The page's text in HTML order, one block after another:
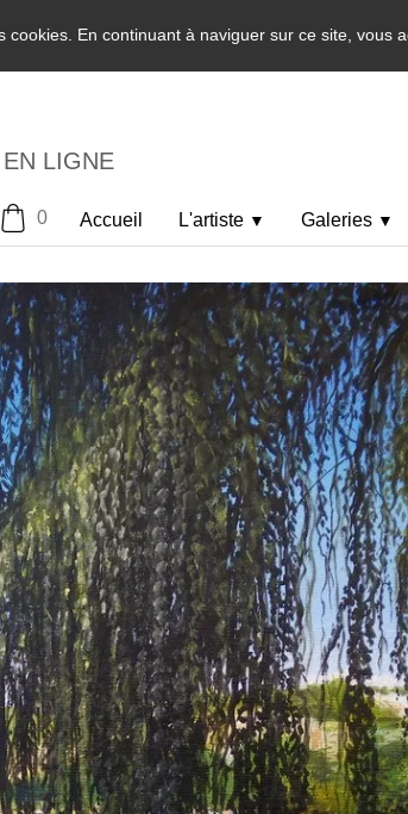
cookies. En continuant à naviguer sur ce site, vous
LIGNE
0 Accueil L'artiste ▼ Galeries ▼